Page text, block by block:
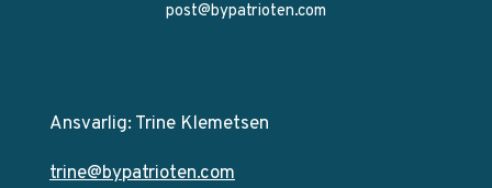
post@bypatrioten.com
Ansvarlig: Trine Klemetsen
trine@bypatrioten.com